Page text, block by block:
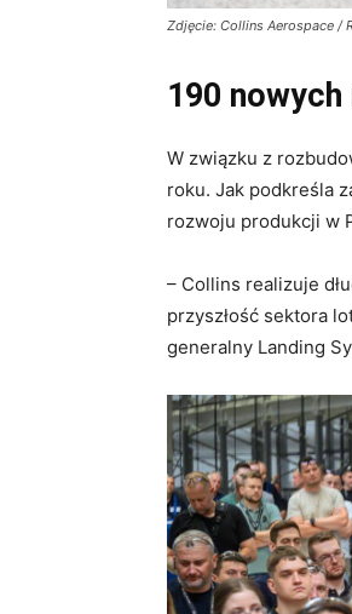
Zdjęcie: Collins Aerospace /
190
W związku z
roku. Jak podkreśla
rozwoju produkcji w
– Collins realizuje
przyszłość sektora
generalny Landing